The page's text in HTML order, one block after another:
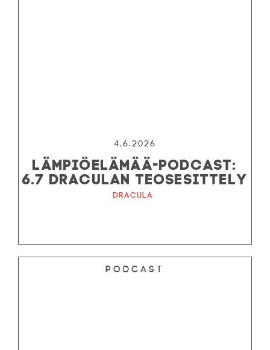
4.6.2026
LÄMPIÖELÄMÄÄ-PODCAST:
6.7 DRACULAN TEOSESITTELY
Dracula
Podcast